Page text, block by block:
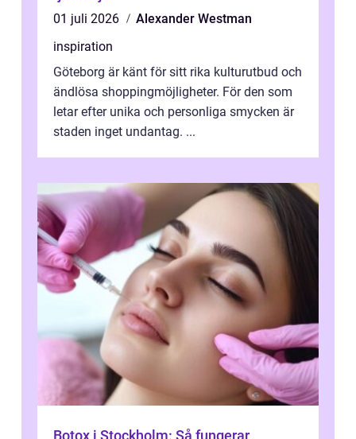
01 juli 2026
Alexander Westman
inspiration
Göteborg är känt för sitt rika kulturutbud och
ändlösa shoppingmöjligheter. För den som
letar efter unika och personliga smycken är
staden inget undantag. ...
Botox i Stockholm: Så fungerar